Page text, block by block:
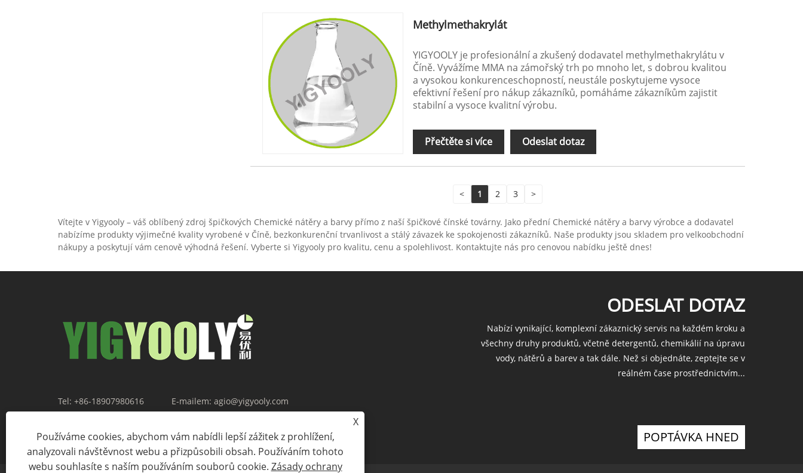
Methylmethakrylát
YIGYOOLY je profesionální a zkušený dodavatel methylmethakrylátu v
Číně. Vyvážíme MMA na zámořský trh po mnoho let, s dobrou kvalitou
a vysokou konkurenceschopností, neustále poskytujeme vysoce
efektivní řešení pro nákup zákazníků, pomáháme zákazníkům zajistit
stabilní a vysoce kvalitní výrobu.
Přečtěte si více Odeslat dotaz
< 1 2 3 >
Vítejte v Yigyooly – váš oblíbený zdroj špičkových Chemické nátěry a barvy přímo z naší špičkové čínské továrny. Jako přední Chemické nátěry a barvy výrobce a dodavatel
nabízíme produkty výjimečné kvality vyrobené v Číně, bezkonkurenční trvanlivost a stálý závazek ke spokojenosti zákazníků. Naše produkty jsou skladem pro velkoobchodní
nákupy a poskytují vám cenově výhodná řešení. Vyberte si Yigyooly pro kvalitu, cenu a spolehlivost. Kontaktujte nás pro cenovou nabídku ještě dnes!
Tel: +86-18907980616 E-mailem: agio@yigyooly.com
ODESLAT DOTAZ
Nabízí vynikající, komplexní zákaznický servis na každém kroku a
všechny druhy produktů, včetně detergentů, chemikálií na úpravu
vody, nátěrů a barev a tak dále. Než si objednáte, zeptejte se v
reálném čase prostřednictvím...
POPTÁVKA HNED
X
Používáme cookies, abychom vám nabídli lepší zážitek z prohlížení,
analyzovali návštěvnost webu a přizpůsobili obsah. Používáním tohoto
webu souhlasíte s naším používáním souborů cookie. Zásady ochrany